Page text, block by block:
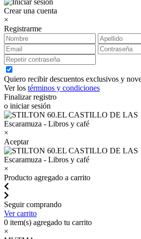
Crear una cuenta
×
Registrarme
Quiero recibir descuentos exclusivos y
Ver los términos y condiciones
Finalizar registro
o iniciar sesión
×
Aceptar
×
Producto agregado a carrito
Seguir comprando
Ver carrito
0 item(s) agregado tu carrito
×